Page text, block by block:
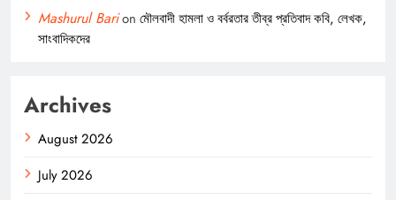
Mashurul Barion মৌলবাদী হামলা ও বর্বরতার তীব্র প্রতিবাদ কবি, লেখক,
সাংবাদিকদের
Archives
August 2026
July 2026